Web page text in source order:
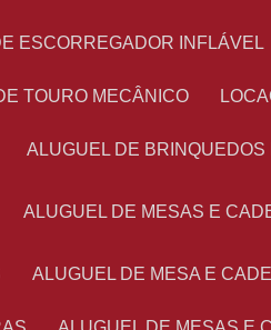
ESCORREGADOR INFLÁVEL
TOURO MECÂNICO
ALUGUEL DE
ALUGUEL DE MESAS E
ALUGUEL DE MESA E